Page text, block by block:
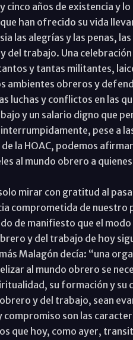
cinco años de existencia y
han ofrecido su vida
las alegrías y las penas,
del trabajo. Una
y tantas militantes,
ambientes obreros y
luchas y conflictos en las
y un salario digno que
pese a
la HOAC, podemos
al mundo obrero a
mirar con gratitud al
comprometida de
de manifiesto que el
y del trabajo de hoy
Malagón decía: “una
al mundo obrero se
su formación y su
y del trabajo, sean
son las
que hoy, como ayer,